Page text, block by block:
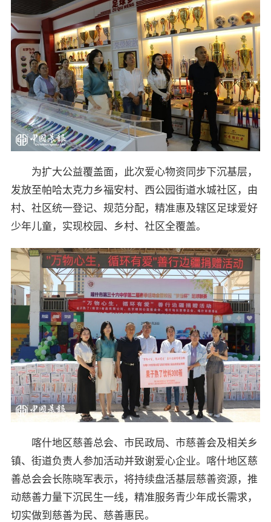
为扩大公益覆盖面，此次爱心物资同步下沉基层，
发放至帕哈太克力乡福安村、西公园街道水城社区，由
村、社区统一登记、规范分配，精准惠及辖区足球爱好
少年儿童，实现校园、乡村、社区全覆盖。
喀什地区慈善总会、市民政局、市慈善会及相关乡
镇、街道负责人参加活动并致谢爱心企业。喀什地区慈
善总会会长陈晓军表示，将持续盘活基层慈善资源，推
动慈善力量下沉民生一线，精准服务青少年成长需求，
切实做到慈善为民、慈善惠民。